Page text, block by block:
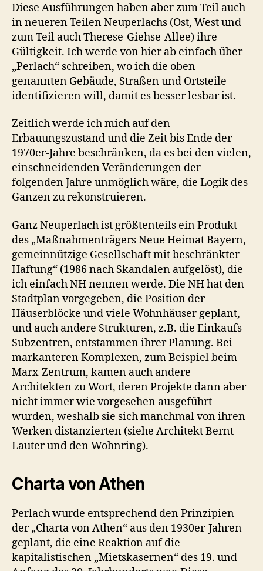
Diese Ausführungen haben aber zum Teil auch
in neueren Teilen Neuperlachs (Ost, West und
zum Teil auch Therese-Giehse-Allee) ihre
Gültigkeit. Ich werde von hier ab einfach über
„Perlach“ schreiben, wo ich die oben
genannten Gebäude, Straßen und Ortsteile
identifizieren will, damit es besser lesbar ist.
Zeitlich werde ich mich auf den
Erbauungszustand und die Zeit bis Ende der
1970er-Jahre beschränken, da es bei den vielen,
einschneidenden Veränderungen der
folgenden Jahre unmöglich wäre, die Logik des
Ganzen zu rekonstruieren.
Ganz Neuperlach ist größtenteils ein Produkt
des „Maßnahmenträgers Neue Heimat Bayern,
gemeinnützige Gesellschaft mit beschränkter
Haftung“ (1986 nach Skandalen aufgelöst), die
ich einfach NH nennen werde. Die NH hat den
Stadtplan vorgegeben, die Position der
Häuserblöcke und viele Wohnhäuser geplant,
und auch andere Strukturen, z.B. die Einkaufs-
Subzentren, entstammen ihrer Planung. Bei
markanteren Komplexen, zum Beispiel beim
Marx-Zentrum, kamen auch andere
Architekten zu Wort, deren Projekte dann aber
nicht immer wie vorgesehen ausgeführt
wurden, weshalb sie sich manchmal von ihren
Werken distanzierten (siehe Architekt Bernt
Lauter und den Wohnring).
Charta von Athen
Perlach wurde entsprechend den Prinzipien
der „Charta von Athen“ aus den 1930er-Jahren
geplant, die eine Reaktion auf die
kapitalistischen „Mietskasernen“ des 19. und